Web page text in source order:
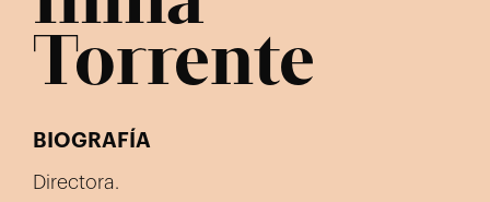
Torrente
BIOGRAFÍA
Directora.